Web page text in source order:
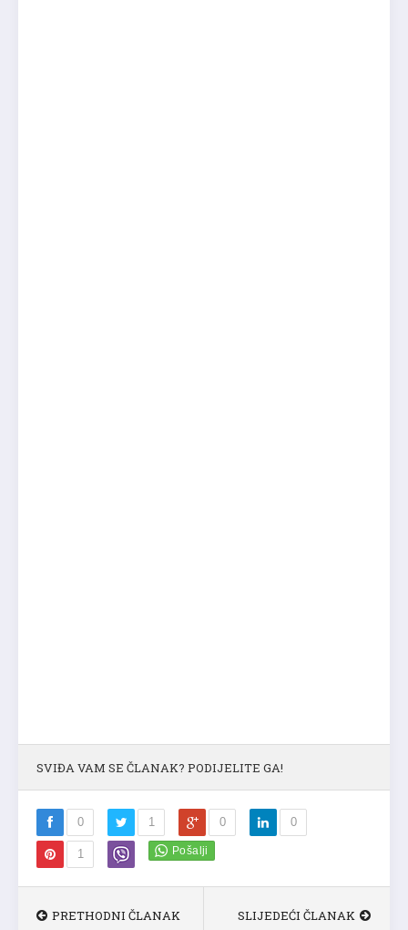
SVIĐA VAM SE ČLANAK? PODIJELITE GA!
0 1 0 0
1
PRETHODNI ČLANAK SLIJEDEĆI ČLANAK